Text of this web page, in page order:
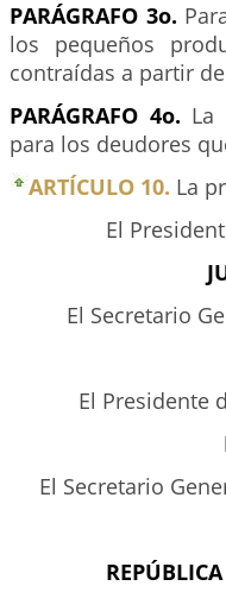
PARÁGRAFO 3o.
los pequeños
contraídas a partir
PARÁGRAFO 4o. La
para los deudores
ARTÍCULO 10. La
El
El Secretario
El Presidente
El Secretario